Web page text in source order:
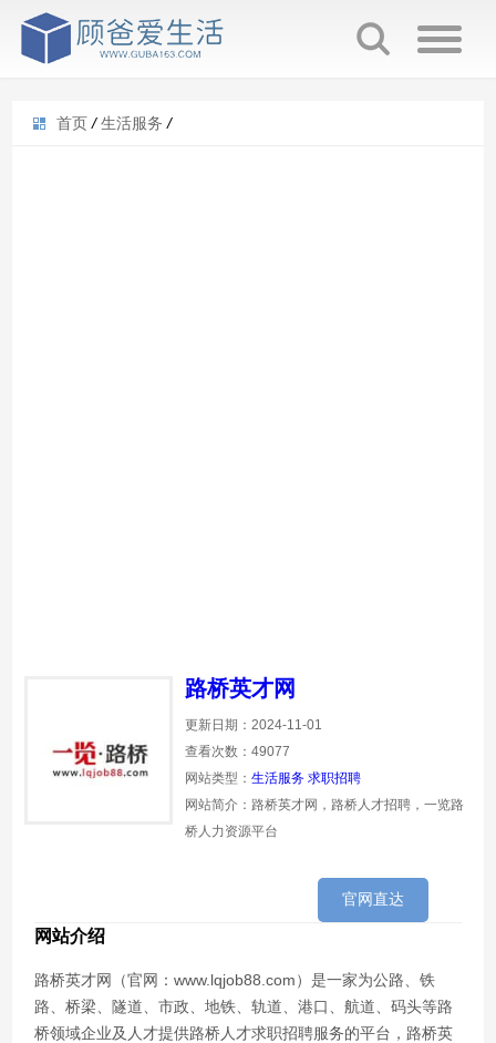
首页 / 生活服务 /
路桥英才网
更新日期：2024-11-01
查看次数：49077
网站类型：生活服务 求职招聘
网站简介：路桥英才网，路桥人才招聘，一览路
桥人力资源平台
官网直达
网站介绍
路桥英才网（官网：www.lqjob88.com）是一家为公路、铁
路、桥梁、隧道、市政、地铁、轨道、港口、航道、码头等路
桥领域企业及人才提供路桥人才求职招聘服务的平台，路桥英